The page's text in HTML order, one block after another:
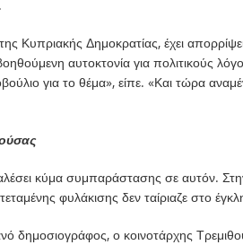
Κυπριακής Δημοκρατίας, έχει
αυτοκτονία για πολιτικούς
για το θέμα», είπε. «Και τώρα
κύμα συμπαράστασης σε αυτόν.
φυλάκισης δεν ταίριαζε στο
δημοσιογράφος, ο κοινοτάρχης